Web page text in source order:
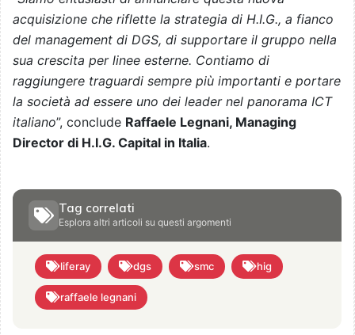
acquisizione che riflette la strategia di H.I.G., a fianco
del management di DGS, di supportare il gruppo nella
sua crescita per linee esterne. Contiamo di
raggiungere traguardi sempre più importanti e portare
la società ad essere uno dei leader nel panorama ICT
italiano”, conclude Raffaele Legnani, Managing
Director di H.I.G. Capital in Italia.
Tag correlati
Esplora altri articoli su questi argomenti
liferay dgs smc hig
raffaele legnani